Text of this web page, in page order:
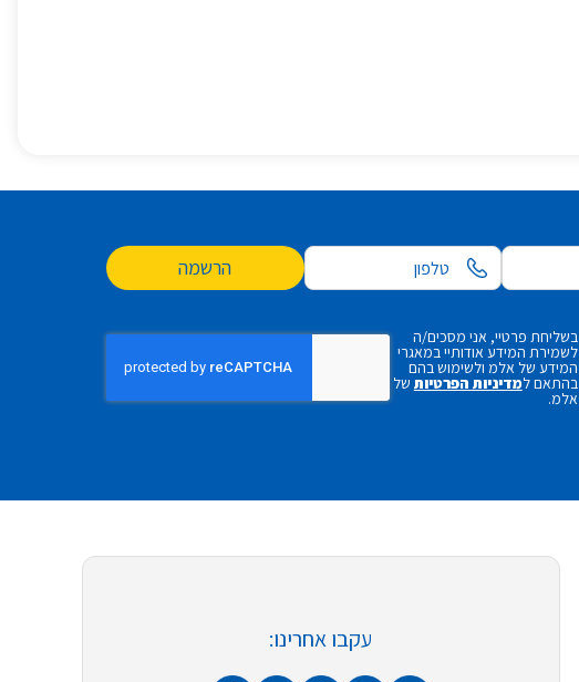
הרשמה
בשליחת פרטיי, אני מסכים/ה
לשמירת המידע אודותיי במאגרי
המידע של אלמ ולשימוש בהם
בהתאם למדיניות הפרטיות של
אלמ.
עקבו אחרינו: